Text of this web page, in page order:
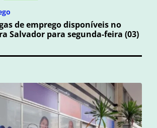
de emprego disponíveis no
Salvador para segunda-feira (03)